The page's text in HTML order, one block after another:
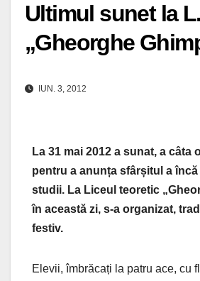
Ultimul sunet la
„Gheorghe
IUN. 3, 2012
La 31 mai 2012 a sunat, a câta
pentru a anunța sfârșitul a
studii. La Liceul teoretic
în această zi, s-a organizat,
festiv.
Elevii, îmbrăcați la patru ace, cu